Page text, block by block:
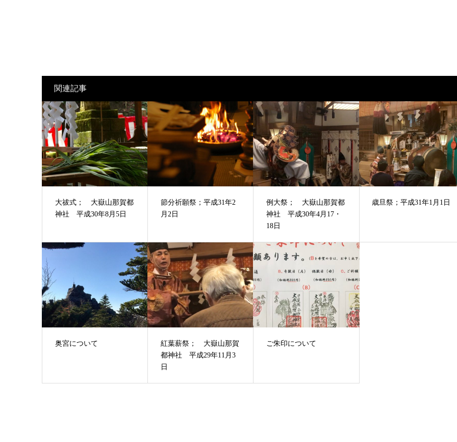
関連記事
大祓式； 大嶽山那賀都
神社 平成30年8月5日
節分祈願祭；平成31年2
月2日
例大祭； 大嶽山那賀都
神社 平成30年4月17・
18日
歳旦祭；平成31年1月1日
奥宮について
紅葉薪祭； 大嶽山那賀
都神社 平成29年11月3
日
ご朱印について